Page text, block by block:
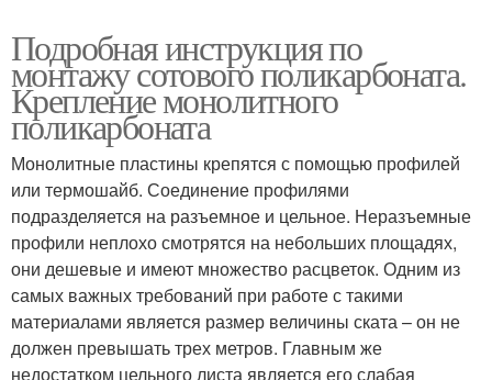
Подробная инструкция по
монтажу сотового поликарбоната.
Крепление монолитного
поликарбоната
Монолитные пластины крепятся с помощью профилей
или термошайб. Соединение профилями
подразделяется на разъемное и цельное. Неразъемные
профили неплохо смотрятся на небольших площадях,
они дешевые и имеют множество расцветок. Одним из
самых важных требований при работе с такими
материалами является размер величины ската – он не
должен превышать трех метров. Главным же
недостатком цельного листа является его слабая